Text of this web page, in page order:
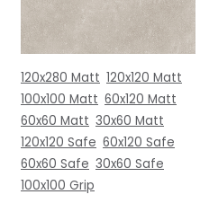
120x280 Matt 120x120 Matt
100x100 Matt 60x120 Matt
60x60 Matt 30x60 Matt
120x120 Safe 60x120 Safe
60x60 Safe 30x60 Safe
100x100 Grip